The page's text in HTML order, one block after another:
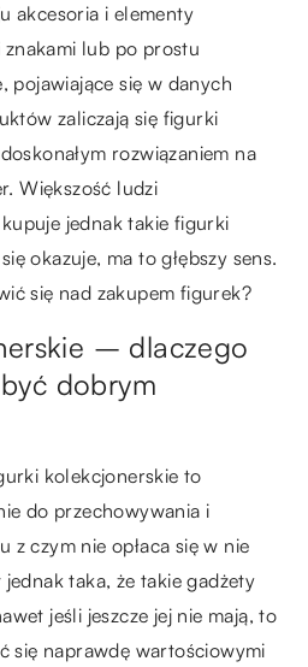
akcesoria i elementy
lub po prostu
pojawiające się w danych
zaliczają się figurki
rozwiązaniem na
Większość ludzi
jednak takie figurki
okazuje, ma to głębszy sens.
się nad zakupem figurek?
– dlaczego
dobrym
kolekcjonerskie to
do przechowywania i
z czym nie opłaca się w nie
taka, że takie gadżety
jeśli jeszcze jej nie mają, to
się naprawdę wartościowymi